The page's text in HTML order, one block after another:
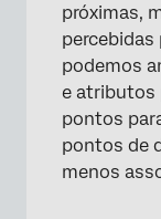
próximas,
percebidas
podemos
e atributos
pontos
pontos de
menos